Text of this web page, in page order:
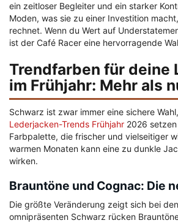
ein zeitloser Begleiter und ein starker
Moden, was sie zu einer Investition
rechnet. Wenn du Wert auf
ist der Café Racer eine hervorragende
Trendfarben für deine
im Frühjahr: Mehr als
Schwarz ist zwar immer eine sichere
Lederjacken-Trends Frühjahr 2026
Farbpalette, die frischer und vielseitiger
warmen Monaten kann eine zu dunkle
wirken.
Brauntöne und Cognac: Die
Die größte Veränderung zeigt sich bei
omnipräsenten Schwarz rücken